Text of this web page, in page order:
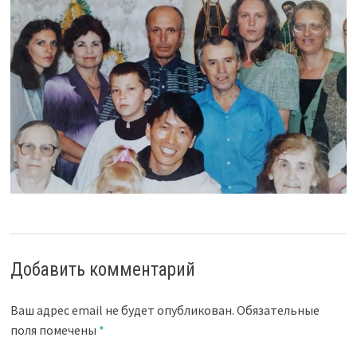
Добавить комментарий
Ваш адрес email не будет опубликован. Обязательные
поля помечены *